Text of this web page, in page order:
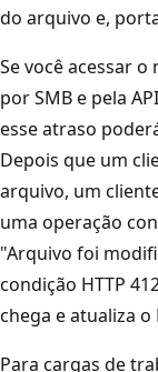
do arquivo e,
Se você acessar
por SMB e pela
esse atraso
Depois que um
arquivo, um
uma operação
"Arquivo foi
condição HTTP
chega e atualiza o
Para cargas de